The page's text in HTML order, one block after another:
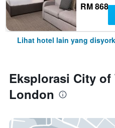
RM 868
Lihat hotel lain yang
Eksplorasi City of
London